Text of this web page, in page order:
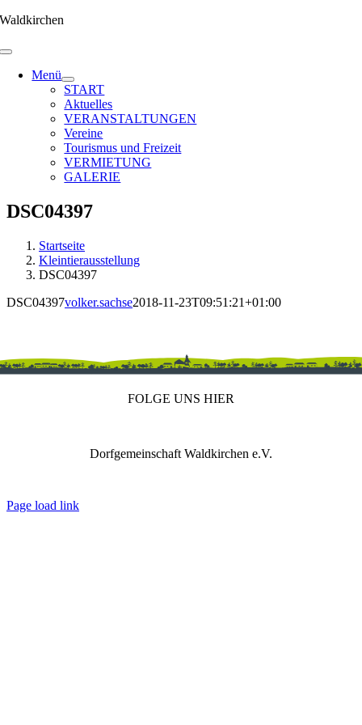
Zum
springen
Waldkirchen
Menü
START
Aktuelles
VERANSTALTUNGEN
Vereine
Tourismus und Freizeit
VERMIETUNG
GALERIE
DSC04397
Startseite
Kleintierausstellung
DSC04397
DSC04397volker.sachse2018-11-23T09:51:21+01:00
FOLGE UNS HIER
Dorfgemeinschaft Waldkirchen e.V.
Page load link